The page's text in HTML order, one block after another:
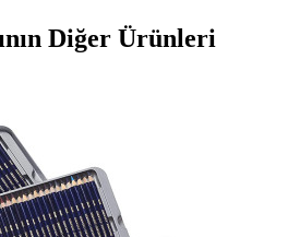
Diğer Ürünleri